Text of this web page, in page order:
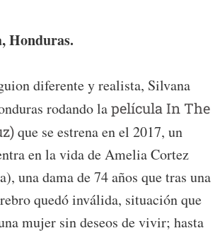
Honduras.
diferente y realista, Silvana
rodando lapelícula In The
que se estrena en el 2017, un
en la vida de Amelia Cortez
una dama de 74 años que tras una
quedó inválida, situación que
mujer sin deseos de vivir; hasta